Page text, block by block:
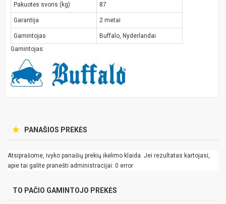
Pakuotės svoris (kg) 87
Garantija 2 metai
Gamintojas
Buffalo, Nyderlandai
Gamintojas:
PANAŠIOS PREKĖS
Atsiprašome, ivyko panašių prekių ikėlimo klaida. Jei rezultatas kartojasi,
apie tai galite pranešti administracijai: 0 error
TO PAČIO GAMINTOJO PREKĖS